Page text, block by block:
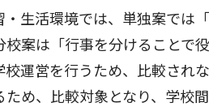
生活環境では、単独案では
案は「行事を分けることで
運営を行うため、比較され
め、比較対象となり、学校